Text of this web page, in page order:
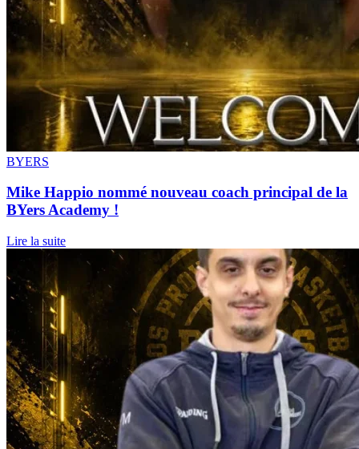
BYERS
Mike Happio nommé nouveau coach principal de la
BYers Academy !
Lire la suite